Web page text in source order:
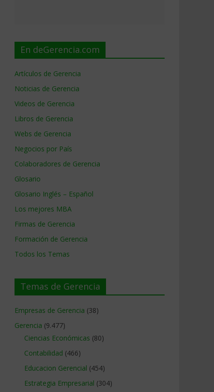
En deGerencia.com
Artículos de Gerencia
Noticias de Gerencia
Videos de Gerencia
Libros de Gerencia
Webs de Gerencia
Negocios por País
Colaboradores de Gerencia
Glosario
Glosario Inglés – Español
Los mejores MBA
Firmas de Gerencia
Formación de Gerencia
Todos los Temas
Temas de Gerencia
Empresas de Gerencia (38)
Gerencia (9.477)
Ciencias Económicas (80)
Contabilidad (466)
Educacion Gerencial (454)
Estrategia Empresarial (304)